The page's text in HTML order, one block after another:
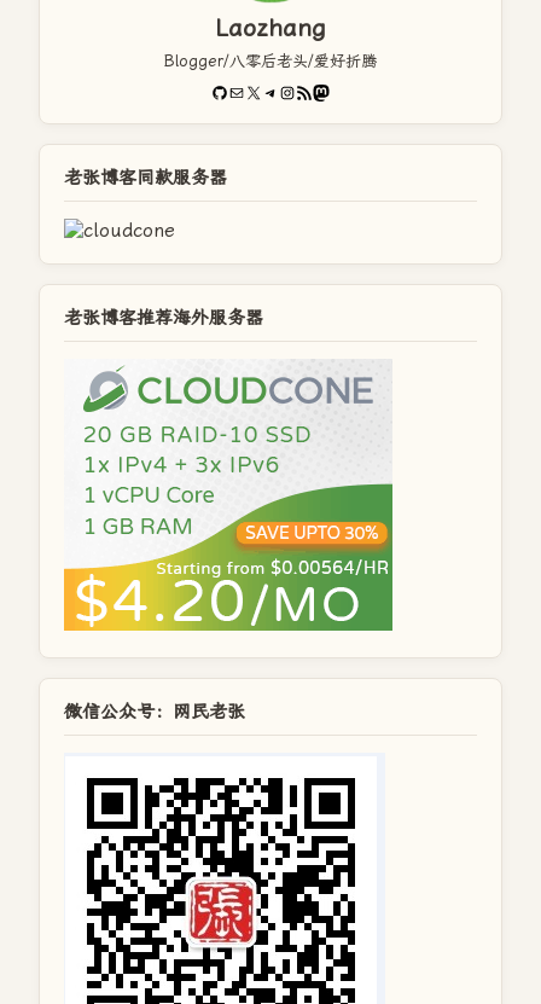
Laozhang
Blogger/八零后老头/爱好折腾
GitHub
电子邮件X Telegram
Instagram
RSS FeedMastodon
老张博客同款服务器
老张博客推荐海外服务器
微信公众号：网民老张